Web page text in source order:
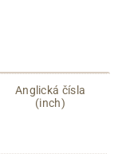
Anglická čísla
(inch)